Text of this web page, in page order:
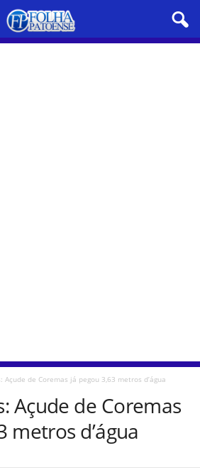
Açude de Coremas já pegou 3,63 metros d’água
Açude de Coremas
metros d’água